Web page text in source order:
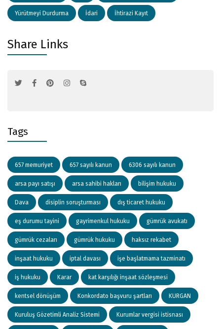
Yürütmeyi Durdurma İdari İhtirazi Kayıt
Share Links
Tags
657 memuriyet 657 sayılı kanun 6306 sayılı kanun
arsa payı satışı arsa sahibi hakları bilişim hukuku
Dava disiplin soruşturması dış ticaret hukuku
eş durumu tayini gayrimenkul hukuku gümrük avukatı
gümrük cezaları gümrük hukuku haksız rekabet
inşaat hukuku iptal davası işe başlatmama tazminatı
iş hukuku Karar kat karşılığı inşaat sözleşmesi
kentsel dönüşüm Konkordato başvuru şartları KURGAN
Kuruluş Gözetimli Analiz Sistemi Kurumlar vergisi istisnası